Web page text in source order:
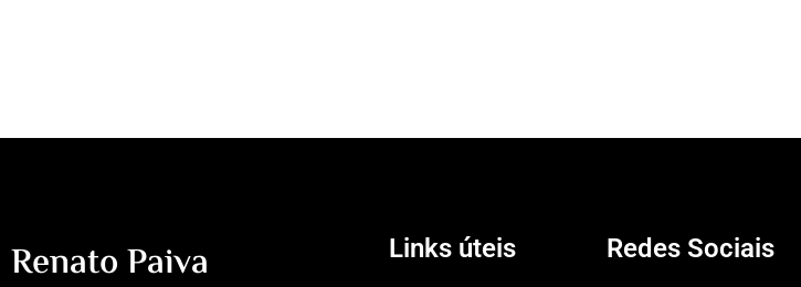
Renato Paiva Links úteis Redes Sociais